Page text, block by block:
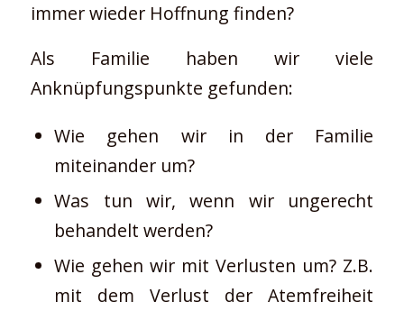
immer wieder Hoffnung finden?
Als Familie haben wir viele
Anknüpfungspunkte gefunden:
Wie gehen wir in der Familie
miteinander um?
Was tun wir, wenn wir ungerecht
behandelt werden?
Wie gehen wir mit Verlusten um? Z.B.
mit dem Verlust der Atemfreiheit